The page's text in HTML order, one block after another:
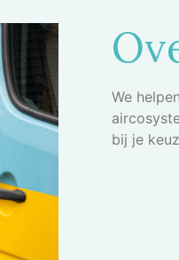
We
bij je